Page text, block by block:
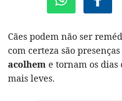
Cães podem não ser
com certeza são
acolhem e tornam os
mais leves.